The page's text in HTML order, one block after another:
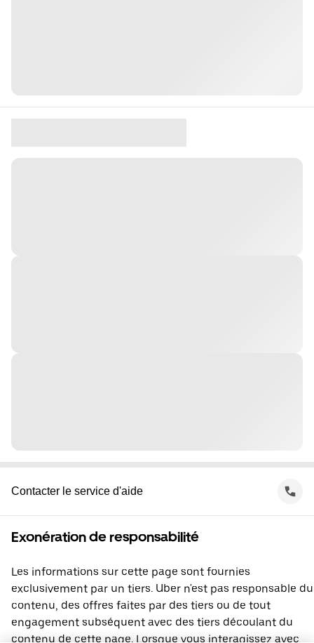
Contacter le service d'aide
Exonération de responsabilité
Les informations sur cette page sont fournies
exclusivement par un tiers. Uber n'est pas responsable du
contenu, des offres faites par des tiers ou de tout
engagement subséquent avec des tiers découlant du
contenu de cette page. Lorsque vous interagissez avec